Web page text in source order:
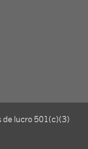
de lucro 501(c)(3)